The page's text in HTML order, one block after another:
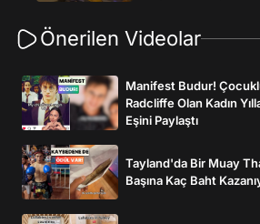
Önerilen Videolar
Manifest Budur!
Radcliffe Olan Kadın
Eşini Paylaştı
Tayland'da Bir Muay
Başına Kaç Baht